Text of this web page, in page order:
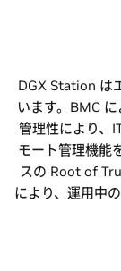
DGX Station は
います。BMC
管理性により、
モート管理機能
スの Root of
により、運用中